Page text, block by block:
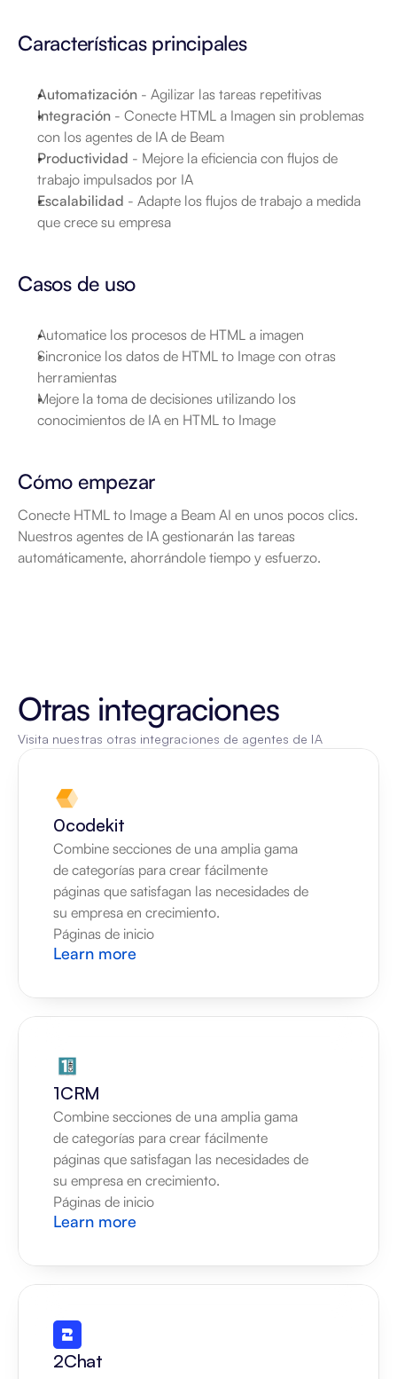
Características principales
Automatización - Agilizar las tareas repetitivas
Integración - Conecte HTML a Imagen sin problemas
con los agentes de IA de Beam
Productividad - Mejore la eficiencia con flujos de
trabajo impulsados por IA
Escalabilidad - Adapte los flujos de trabajo a medida
que crece su empresa
Casos de uso
Automatice los procesos de HTML a imagen
Sincronice los datos de HTML to Image con otras
herramientas
Mejore la toma de decisiones utilizando los
conocimientos de IA en HTML to Image
Cómo empezar
Conecte HTML to Image a Beam AI en unos pocos clics.
Nuestros agentes de IA gestionarán las tareas
automáticamente, ahorrándole tiempo y esfuerzo.
Otras integraciones
Visita nuestras otras integraciones de agentes de IA
0codekit
Combine secciones de una amplia gama
de categorías para crear fácilmente
páginas que satisfagan las necesidades de
su empresa en crecimiento.
Páginas de inicio
Learn more
1CRM
Combine secciones de una amplia gama
de categorías para crear fácilmente
páginas que satisfagan las necesidades de
su empresa en crecimiento.
Páginas de inicio
Learn more
2Chat